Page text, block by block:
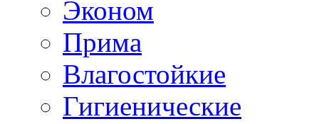
Эконом
Прима
Влагостойкие
Гигиенические